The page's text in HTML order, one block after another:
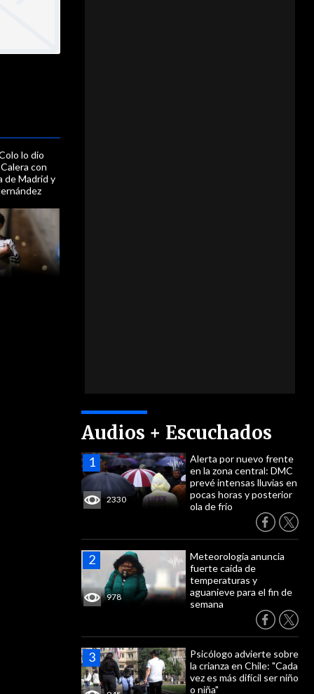
Audios + Escuchados
2330
Alerta por nuevo frente
en la zona central: DMC
prevé intensas lluvias en
pocas horas y posterior
ola de frío
978
Meteorología anuncia
fuerte caída de
temperaturas y
aguanieve para el fin de
semana
Psicólogo advierte sobre
la crianza en Chile: "Cada
vez es más difícil ser niño
o niña"
lo dio
con
de Madrid y